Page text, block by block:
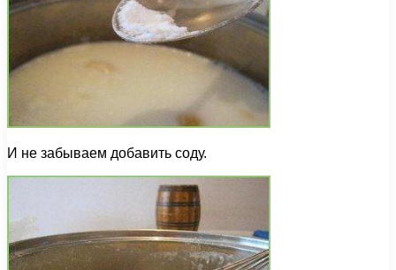
И не забываем добавить соду.